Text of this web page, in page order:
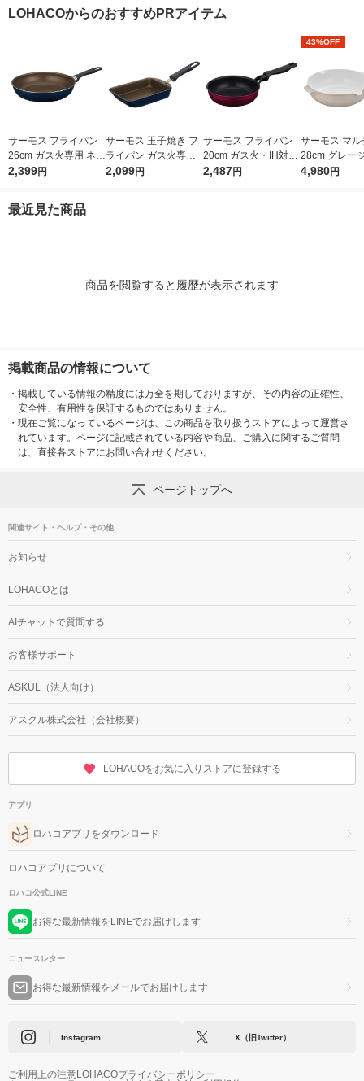
結型 日本製
（イチオシ）
LOHACOからのおすすめPRアイテム
サーモス フライパン
26cm ガス火専用 ネイ
ビー KFI-026 NVY 1個
2,399円
サーモス 玉子焼き フ
ライパン ガス火専用
ネイビー KFI-013E N
2,099円
サーモス フライパン
20cm ガス火・IH対応
レッド KFM-020 R1個
2,487円
43%OFF
サーモス マル
28cm グレー
ガス火対応
4,980円
最近見た商品
商品を閲覧すると履歴が表示されます
掲載商品の情報について
・ 掲載している情報の精度には万全を期しておりますが、その内容の正確性、
安全性、有用性を保証するものではありません。
・ 現在ご覧になっているページは、この商品を取り扱うストアによって運営さ
れています。ページに記載されている内容や商品、ご購入に関するご質問
は、直接各ストアにお問い合わせください。
ページトップへ
関連サイト・ヘルプ・その他
お知らせ
LOHACOとは
AIチャットで質問する
お客様サポート
ASKUL（法人向け）
アスクル株式会社（会社概要）
LOHACOをお気に入りストアに登録する
アプリ
ロハコアプリをダウンロード
ロハコアプリについて
ロハコ公式LINE
お得な最新情報をLINEでお届けします
ニュースレター
お得な最新情報をメールでお届けします
Instagram X（旧Twitter）
ご利用上の注意LOHACOプライバシーポリシー